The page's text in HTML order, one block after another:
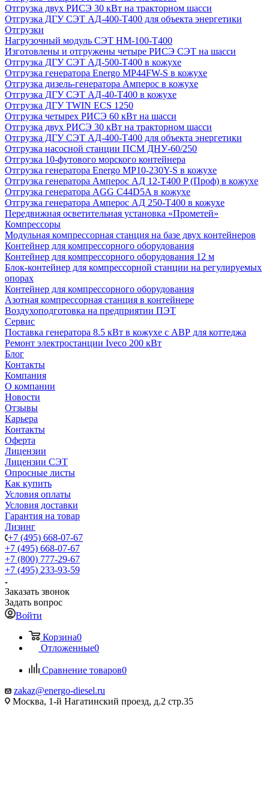
Отгрузка двух РИСЭ 30 кВт на тракторном шасси
Отгрузка ДГУ СЭТ АД-400-Т400 для объекта энергетики
Отгрузки
Нагрузочный модуль СЭТ НМ-100-Т400
Изготовлены и отгружены четыре РИСЭ СЭТ на шасси
Отгрузка ДГУ СЭТ АД-500-Т400 в кожухе
Отгрузка генератора Energo MP44FW-S в кожухе
Отгрузка дизель-генератора Амперос в кожухе
Отгрузка ДГУ СЭТ АД-40-Т400 в кожухе
Отгрузка ДГУ TWIN ECS 1250
Отгрузка четырех РИСЭ 60 кВт на шасси
Отгрузка двух РИСЭ 30 кВт на тракторном шасси
Отгрузка ДГУ СЭТ АД-400-Т400 для объекта энергетики
Отгрузка насосной станции ПСМ ДНУ-60/250
Отгрузка 10-футового морского контейнера
Отгрузка генератора Energo MP10-230Y-S в кожухе
Отгрузка генератора Амперос АД 12-Т400 P (Проф) в кожухе
Отгрузка генератора AGG C44D5A в кожухе
Отгрузка генератора Амперос АД 250-Т400 в кожухе
Передвижная осветительная установка «Прометей»
Компрессоры
Модульная компрессорная станция на базе двух контейнеров
Контейнер для компрессорного оборудования
Контейнер для компрессорного оборудования 12 м
Блок-контейнер для компрессорной станции на регулируемых
опорах
Контейнер для компрессорного оборудования
Азотная компрессорная станция в контейнере
Воздухоподготовка на предприятии ПЭТ
Сервис
Поставка генератора 8.5 кВт в кожухе с АВР для коттеджа
Ремонт электростанции Iveco 200 кВт
Блог
Контакты
Компания
О компании
Новости
Отзывы
Карьера
Контакты
Оферта
Лицензии
Лицензии СЭТ
Опросные листы
Как купить
Условия оплаты
Условия доставки
Гарантия на товар
Лизинг
+7 (495) 668-07-67
+7 (495) 668-07-67
+7 (800) 777-29-67
+7 (495) 233-93-59
Заказать звонок
Задать вопрос
Войти
Корзина0
Отложенные0
Сравнение товаров0
zakaz@energo-diesel.ru
Москва, 1-й Нагатинский проезд, д.2 стр.35